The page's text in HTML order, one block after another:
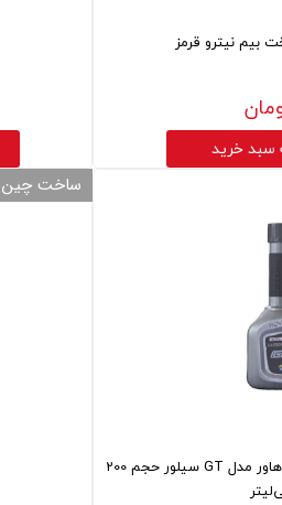
بیم نیترو قرمز
سبد خرید
مکمل سوخت خودرو بنزینی هاور مدل GT سیلور حجم 200
ساخت چین